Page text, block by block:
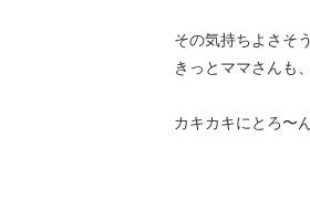
その気持ちよさそ
きっとママさんも
カキカキにとろ〜